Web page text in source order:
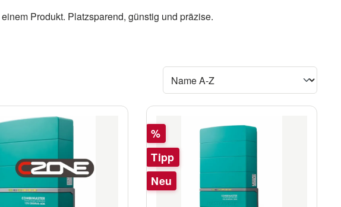
Produkt. Platzsparend, günstig und präzise.
Rabatt
%
Tipp
Neu